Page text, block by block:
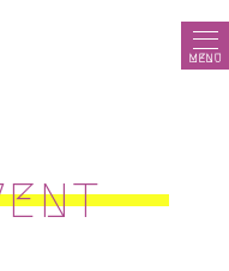
MENU